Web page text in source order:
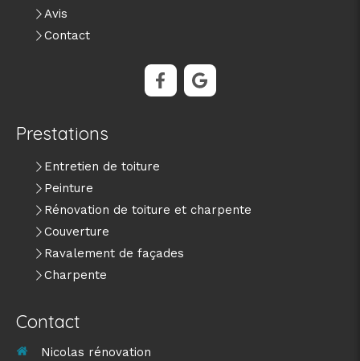
Avis
Contact
Prestations
Entretien de toiture
Peinture
Rénovation de toiture et charpente
Couverture
Ravalement de façades
Charpente
Contact
Nicolas rénovation